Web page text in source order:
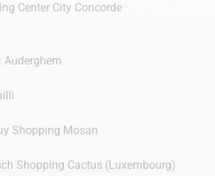
Center City Concorde
Auderghem
Shopping Mosan
Shopping Cactus (Luxembourg)